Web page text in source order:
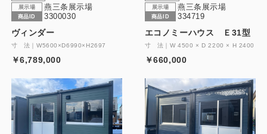
展示場
燕三条展示場
商品ID 3300030
ヴィンダー
寸 法｜W5600×D6990×H2697
￥6,789,000
展示場
燕三条展示場
商品ID 334719
エコノミーハウス Ｅ31型
寸 法｜W 4500 × D 2200 × H 2400
￥660,000